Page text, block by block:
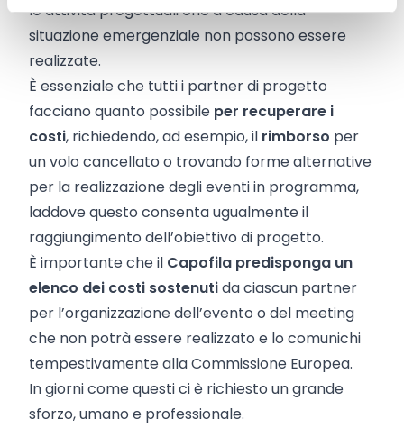
le attività progettuali che a causa della
situazione emergenziale non possono essere
realizzate.
È essenziale che tutti i partner di progetto
facciano quanto possibile per recuperare i
costi, richiedendo, ad esempio, il rimborso per
un volo cancellato o trovando forme alternative
per la realizzazione degli eventi in programma,
laddove questo consenta ugualmente il
raggiungimento dell’obiettivo di progetto.
È importante che il Capofila predisponga un
elenco dei costi sostenutida ciascun partner
per l’organizzazione dell’evento o del meeting
che non potrà essere realizzato e lo comunichi
tempestivamente alla Commissione Europea.
In giorni come questi ci è richiesto un grande
sforzo, umano e professionale.